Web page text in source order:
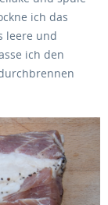
ich das
leere und
ich den